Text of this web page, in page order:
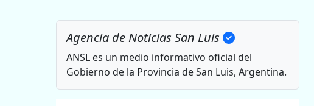
Agencia de Noticias San Luis
ANSL es un medio informativo oficial del
Gobierno de la Provincia de San Luis, Argentina.